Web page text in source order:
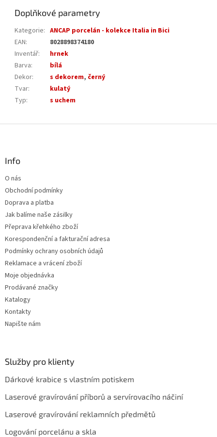
Doplňkové parametry
Kategorie: ANCAP porcelán - kolekce Italia in Bici
EAN:
8028898374180
Inventář:
hrnek
Barva:
bílá
Dekor: s dekorem, černý
Tvar:
kulatý
Typ: s uchem
Info
O nás
Obchodní podmínky
Doprava a platba
Jak balíme naše zásilky
Přeprava křehkého zboží
Korespondenční a fakturační adresa
Podmínky ochrany osobních údajů
Reklamace a vrácení zboží
Moje objednávka
Prodávané značky
Katalogy
Kontakty
Napište nám
Služby pro klienty
Dárkové krabice s vlastním potiskem
Laserové gravírování příborů a servírovacího náčiní
Laserové gravírování reklamních předmětů
Logování porcelánu a skla